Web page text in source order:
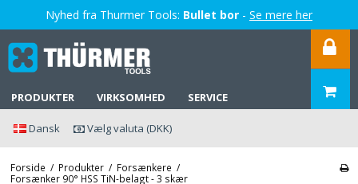
Nyhed fra Thurmer Tools: Bullet bor - Se mere her
SERVICE
VIRKSOMHED
PRODUKTER
Dansk Vælg valuta (DKK)
Forside / Produkter / Forsænkere /
Forsænker 90° HSS TiN-belagt - 3 skær